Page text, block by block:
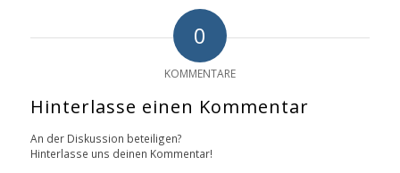
0
KOMMENTARE
Hinterlasse einen Kommentar
An der Diskussion beteiligen?
Hinterlasse uns deinen Kommentar!